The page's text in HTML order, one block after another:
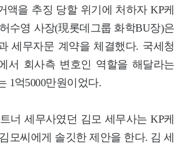
액을 추징 당할 위기에 처하자 KP케
수영 사장(現롯데그룹 화학BU장)은
세무자문 계약을 체결했다. 국세청
서 회사측 변호인 역할을 해달라는
1억5000만원이었다.
너 세무사였던 김모 세무사는 KP케
모씨에게 솔깃한 제안을 한다. 김 세